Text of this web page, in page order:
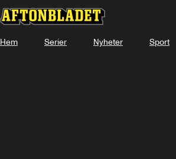
Hem Serier Nyheter Sport